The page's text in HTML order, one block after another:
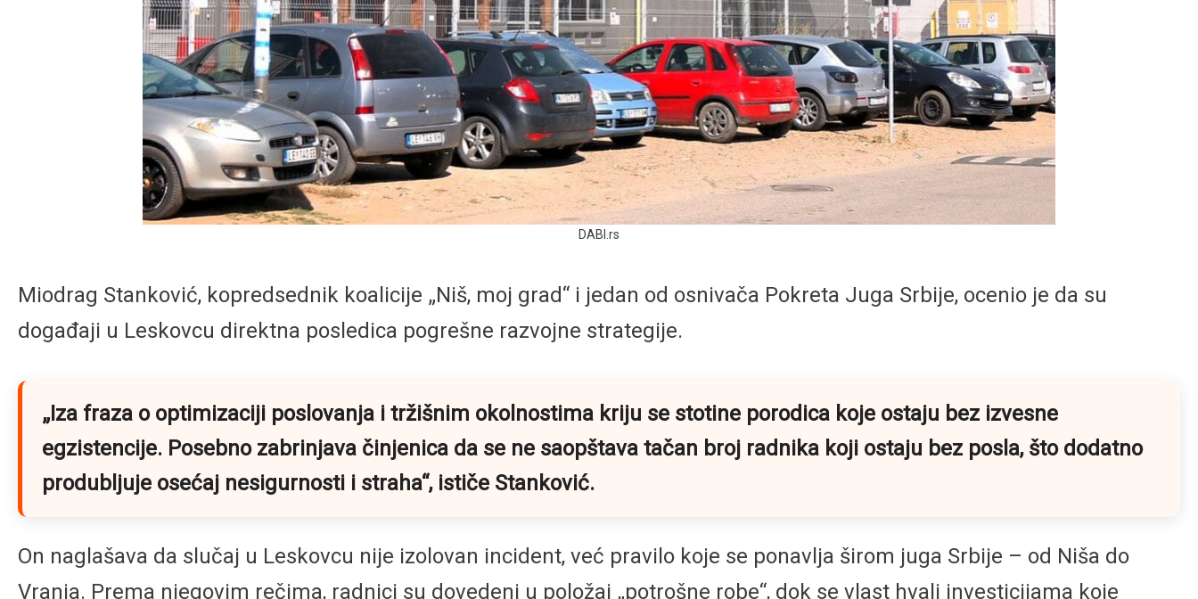
DABI.rs
Miodrag Stanković, kopredsednik koalicije „Niš, moj grad“ i jedan od osnivača Pokreta Juga Srbije, ocenio je da su
događaji u Leskovcu direktna posledica pogrešne razvojne strategije.
„Iza fraza o optimizaciji poslovanja i tržišnim okolnostima kriju se stotine porodica koje ostaju bez izvesne
egzistencije. Posebno zabrinjava činjenica da se ne saopštava tačan broj radnika koji ostaju bez posla, što dodatno
produbljuje osećaj nesigurnosti i straha“, ističe Stanković.
On naglašava da slučaj u Leskovcu nije izolovan incident, već pravilo koje se ponavlja širom juga Srbije – od Niša do
Vranja. Prema njegovim rečima, radnici su dovedeni u položaj „potrošne robe“, dok se vlast hvali investicijama koje